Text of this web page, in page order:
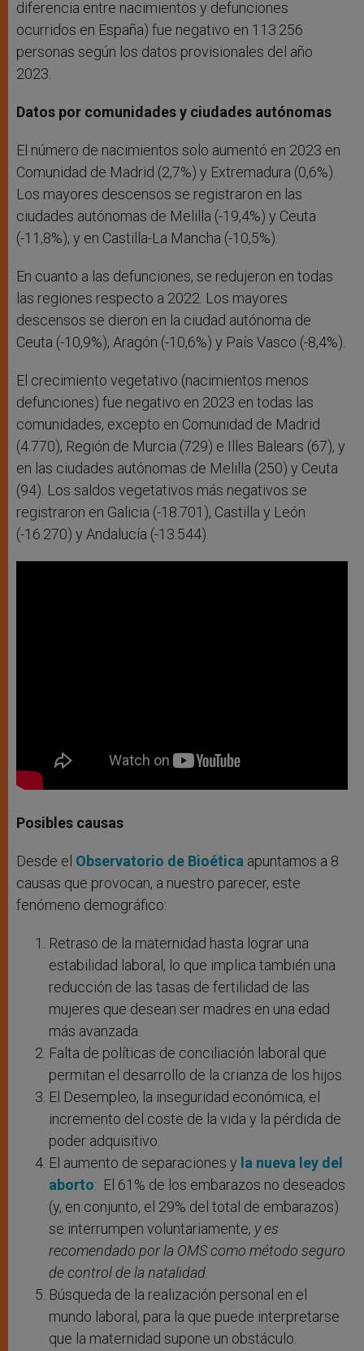
diferencia entre nacimientos y defunciones
ocurridos en España) fue negativo en 113.256
personas según los datos provisionales del año
2023.
Datos por comunidades y ciudades autónomas
El número de nacimientos solo aumentó en 2023 en
Comunidad de Madrid (2,7%) y Extremadura (0,6%).
Los mayores descensos se registraron en las
ciudades autónomas de Melilla (-19,4%) y Ceuta
(-11,8%), y en Castilla-La Mancha (-10,5%).
En cuanto a las defunciones, se redujeron en todas
las regiones respecto a 2022. Los mayores
descensos se dieron en la ciudad autónoma de
Ceuta (-10,9%), Aragón (-10,6%) y País Vasco (-8,4%).
El crecimiento vegetativo (nacimientos menos
defunciones) fue negativo en 2023 en todas las
comunidades, excepto en Comunidad de Madrid
(4.770), Región de Murcia (729) e Illes Balears (67), y
en las ciudades autónomas de Melilla (250) y Ceuta
(94). Los saldos vegetativos más negativos se
registraron en Galicia (-18.701), Castilla y León
(-16.270) y Andalucía (-13.544).
Posibles causas
Desde el Observatorio de Bioética apuntamos a 8
causas que provocan, a nuestro parecer, este
fenómeno demográfico:
Retraso de la maternidad hasta lograr una
estabilidad laboral, lo que implica también una
reducción de las tasas de fertilidad de las
mujeres que desean ser madres en una edad
más avanzada.
Falta de políticas de conciliación laboral que
permitan el desarrollo de la crianza de los hijos.
El Desempleo, la inseguridad económica, el
incremento del coste de la vida y la pérdida de
poder adquisitivo.
El aumento de separaciones y la nueva ley del
aborto: El 61% de los embarazos no deseados
(y, en conjunto, el 29% del total de embarazos)
se interrumpen voluntariamente, y es
recomendado por la OMS como método seguro
de control de la natalidad.
Búsqueda de la realización personal en el
mundo laboral, para la que puede interpretarse
que la maternidad supone un obstáculo.